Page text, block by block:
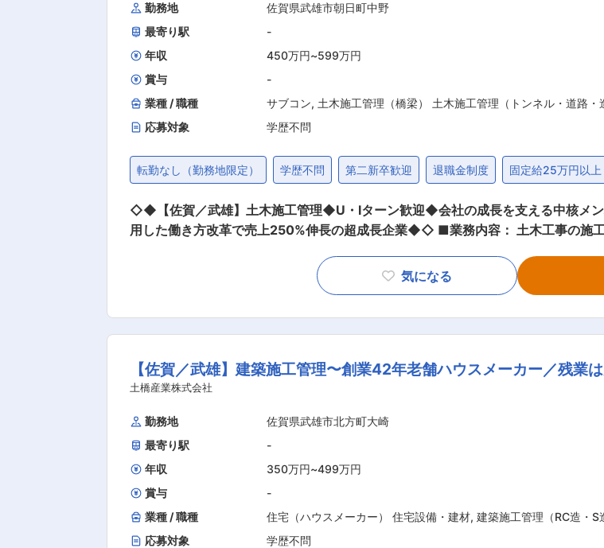
め、入社後の研修で安全に運転できるようサポートします。 ■キャリアパス 班長・チームリーダー → 教育トレーナー・トッププレイヤーと、
段階的に成長可能。ほかにもキャリアチャレンジ制度による他分野への挑戦など、多彩なキャリアがあ
0万円（在職最年少26歳）／課長代理：500〜850万円（在職最年少30歳） 課長
勤務地
佐賀県武雄市朝日町中野
最寄り駅
-
年収
450万円~599万円
賞与
-
業種 / 職種
サブコン, 土木施工管理（橋梁） 土木施工管理（トンネル・道路・
応募対象
学歴不問
転勤なし（勤務地限定） 学歴不問 第二新卒歓迎 退職金制度 固定給25万円以上
◇◆【佐賀／武雄】土木施工管理◆U・Iターン歓迎◆会社の成長を支える中核メ
用した働き方改革で売上250%伸長の超成長企業◆◇ ■業務内容： 土木工事の施工管理に関して、現場監督の業務を行っていただきます。 <
度： ◎社内資格取得制度を利用した受験講習受講など積極的に支援を行っていま
です。 ■同社の特徴： ・セールスフォース導入：現場の進捗状況や営業案件の進捗状況をリアルタイムに管理しています。見える化し、属人
的な業務を廃したことにより無駄が減り赤字案件の黒字化に成功 ・社内チャット
持続的発展に不可欠であると認識し2012年5月にエコアクション21の認証を取得
山保全活動を継続。環境に配慮した事業展開により多数の賞を受賞しております ■武雄について： 佐賀市内から車で45分。武雄市立図書館を
はじめ、御船山楽園や武雄温泉などが有名。近年、小学校でのタブレット端末を
し易さが人気を集め、ファミリー層の移住先として選ばれています。
気になる
【佐賀／武雄】建築施工管理〜創業42年老舗ハウスメーカー／残業
土橋産業株式会社
勤務地
佐賀県武雄市北方町大崎
最寄り駅
-
年収
350万円~499万円
賞与
-
業種 / 職種
住宅（ハウスメーカー） 住宅設備・建材, 建築施工管理（RC造・S
応募対象
学歴不問